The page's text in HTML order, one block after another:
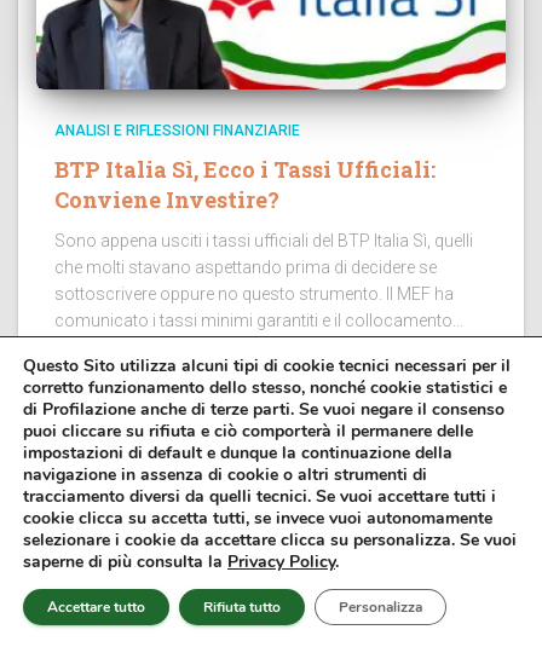
ANALISI E RIFLESSIONI FINANZIARIE
BTP Italia Sì, Ecco i Tassi Ufficiali:
Conviene Investire?
Sono appena usciti i tassi ufficiali del BTP Italia Sì, quelli
che molti stavano aspettando prima di decidere se
sottoscrivere oppure no questo strumento. Il MEF ha
comunicato i tassi minimi garantiti e il collocamento...
Questo Sito utilizza alcuni tipi di cookie tecnici necessari per il
corretto funzionamento dello stesso, nonché cookie statistici e
di Profilazione anche di terze parti. Se vuoi negare il consenso
puoi cliccare su rifiuta e ciò comporterà il permanere delle
impostazioni di default e dunque la continuazione della
navigazione in assenza di cookie o altri strumenti di
tracciamento diversi da quelli tecnici. Se vuoi accettare tutti i
cookie clicca su accetta tutti, se invece vuoi autonomamente
selezionare i cookie da accettare clicca su personalizza. Se vuoi
saperne di più consulta la Privacy Policy.
Accettare tutto Rifiuta tutto Personalizza